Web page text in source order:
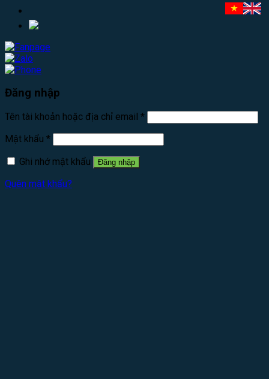
Đăng nhập
Tên tài khoản hoặc địa chỉ email *
Mật khẩu *
Ghi nhớ mật khẩu
Đăng nhập
Quên mật khẩu?